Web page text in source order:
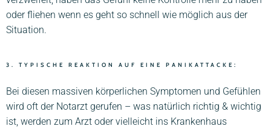
oder fliehen wenn es geht so schnell wie möglich aus der
Situation.
3. TYPISCHE REAKTION AUF EINE PANIKATTACKE:
Bei diesen massiven körperlichen Symptomen und Gefühlen
wird oft der Notarzt gerufen – was natürlich richtig & wichtig
ist, werden zum Arzt oder vielleicht ins Krankenhaus